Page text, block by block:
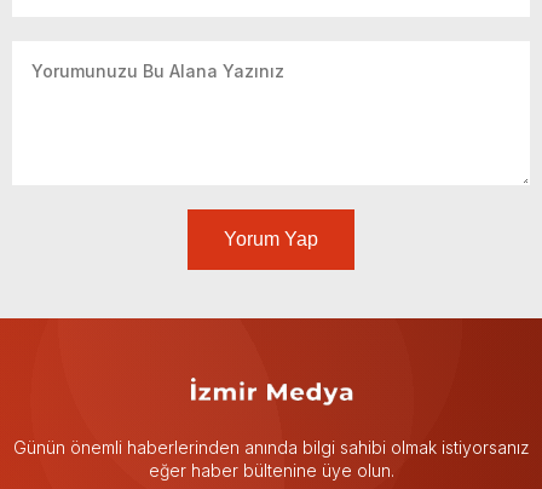
Yorum Yap
Günün önemli haberlerinden anında bilgi sahibi olmak istiyorsanız
eğer haber bültenine üye olun.